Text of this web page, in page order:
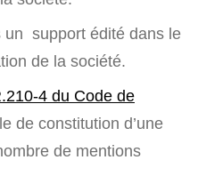
un support édité dans le
de la société.
4 du Code de
de constitution d’une
de mentions